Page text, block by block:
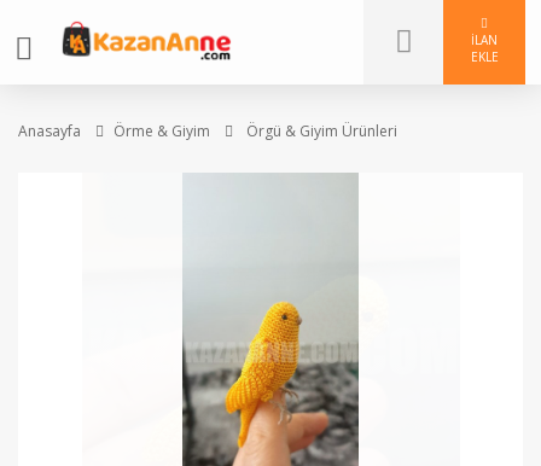
İLAN
EKLE
Anasayfa Örme & Giyim Örgü & Giyim Ürünleri